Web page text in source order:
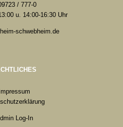
/ 777-0
u. 14:00-16:30 Uhr
schwebheim.de
Log-In